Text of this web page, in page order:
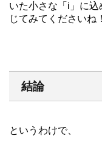
いた小さな「i」に
じてみてくださいね！
結論
というわけで、